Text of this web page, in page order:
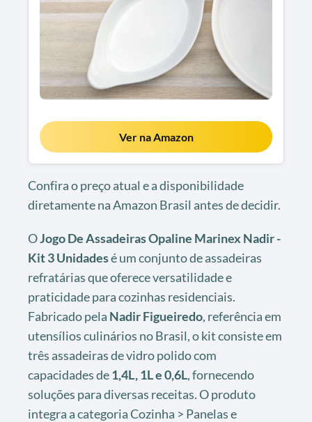
Ver na Amazon
Confira o preço atual e a disponibilidade
diretamente na Amazon Brasil antes de decidir.
OJogo De Assadeiras Opaline Marinex Nadir -
Kit 3 Unidadesé um conjunto de assadeiras
refratárias que oferece versatilidade e
praticidade para cozinhas residenciais.
Fabricado pela Nadir Figueiredo, referência em
utensílios culinários no Brasil, o kit consiste em
três assadeiras de vidro polido com
capacidades de1,4L, 1L e 0,6L, fornecendo
soluções para diversas receitas. O produto
integra a categoria Cozinha > Panelas e